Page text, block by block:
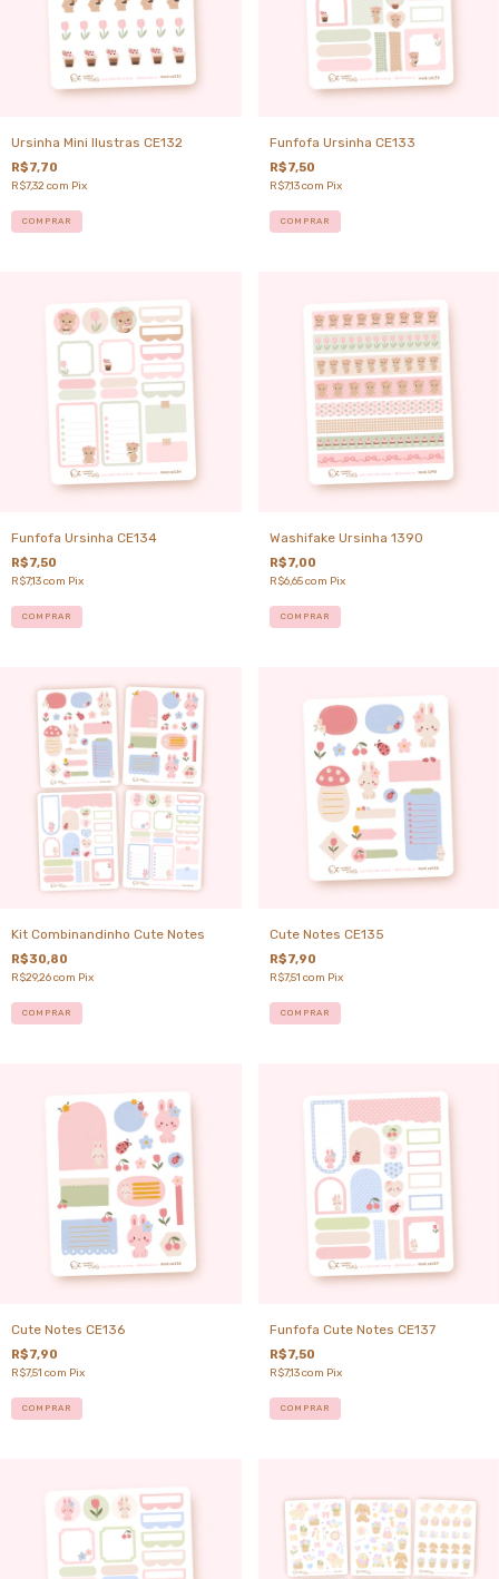
Ursinha Mini Ilustras CE132
R$7,70
R$7,32com Pix
COMPRAR
Funfofa Ursinha CE133
R$7,50
R$7,13com Pix
COMPRAR
Funfofa Ursinha CE134
R$7,50
R$7,13com Pix
COMPRAR
Washifake Ursinha 1390
R$7,00
R$6,65com Pix
COMPRAR
Kit Combinandinho Cute Notes
R$30,80
R$29,26com Pix
COMPRAR
Cute Notes CE135
R$7,90
R$7,51 com Pix
COMPRAR
Cute Notes CE136
R$7,90
R$7,51 com Pix
COMPRAR
Funfofa Cute Notes CE137
R$7,50
R$7,13com Pix
COMPRAR